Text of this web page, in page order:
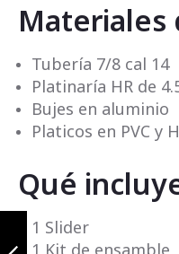
Defensa para
yamaha fz 3.0
Materiales
Tubería 7/8 cal 14
Platinaría HR de
Bujes en aluminio
Platicos en PVC y
Qué
1 Slider